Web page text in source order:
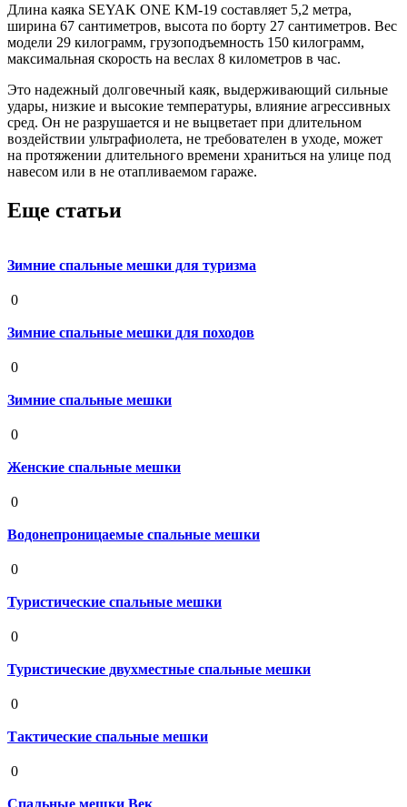
Длина каяка SEYAK ONE KM-19 составляет 5,2 метра,
ширина 67 сантиметров, высота по борту 27 сантиметров. Вес
модели 29 килограмм, грузоподъемность 150 килограмм,
максимальная скорость на веслах 8 километров в час.
Это надежный долговечный каяк, выдерживающий сильные
удары, низкие и высокие температуры, влияние агрессивных
сред. Он не разрушается и не выцветает при длительном
воздействии ультрафиолета, не требователен в уходе, может
на протяжении длительного времени храниться на улице под
навесом или в не отапливаемом гараже.
Еще статьи
Зимние спальные мешки для туризма
0
Зимние спальные мешки для походов
0
Зимние спальные мешки
0
Женские спальные мешки
0
Водонепроницаемые спальные мешки
0
Туристические спальные мешки
0
Туристические двухместные спальные мешки
0
Тактические спальные мешки
0
Спальные мешки Век